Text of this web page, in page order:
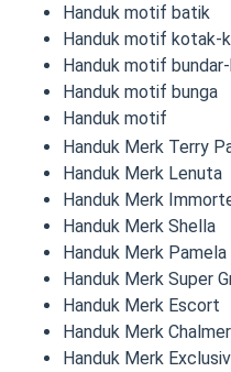
Handuk motif batik
Handuk motif kotak-
Handuk motif
Handuk motif bunga
Handuk motif
Handuk Merk Terry
Handuk Merk Lenuta
Handuk Merk
Handuk Merk Shella
Handuk Merk Pamela
Handuk Merk Super
Handuk Merk Escort
Handuk Merk Chalmer
Handuk Merk